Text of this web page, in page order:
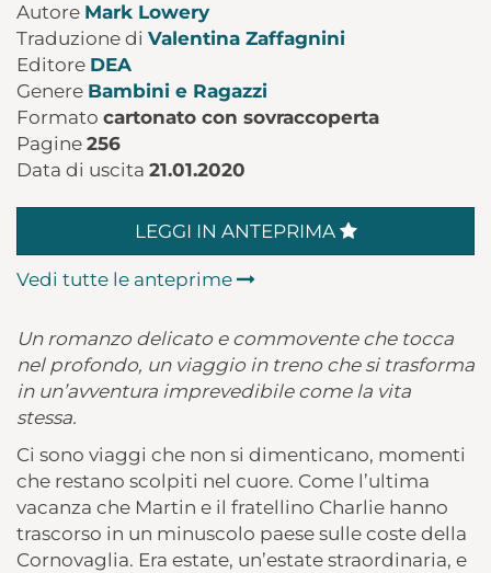
Autore Mark Lowery
Traduzione di Valentina Zaffagnini
Editore DEA
Genere Bambini e Ragazzi
Formato cartonato con sovraccoperta
Pagine 256
Data di uscita 21.01.2020
LEGGI IN ANTEPRIMA
Vedi tutte le anteprime
Un romanzo delicato e commovente che tocca
nel profondo, un viaggio in treno che si trasforma
in un’avventura imprevedibile come la vita
stessa.
Ci sono viaggi che non si dimenticano, momenti
che restano scolpiti nel cuore. Come l’ultima
vacanza che Martin e il fratellino Charlie hanno
trascorso in un minuscolo paese sulle coste della
Cornovaglia. Era estate, un’estate straordinaria, e